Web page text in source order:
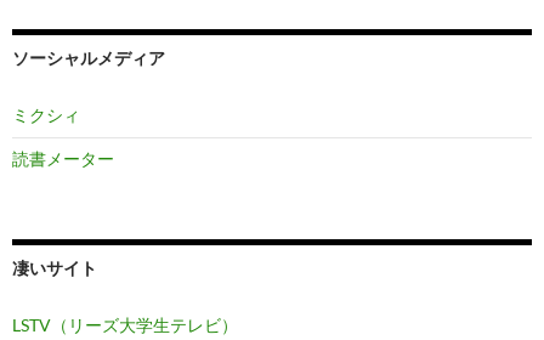
ソーシャルメディア
ミクシィ
読書メーター
凄いサイト
LSTV（リーズ大学生テレビ）